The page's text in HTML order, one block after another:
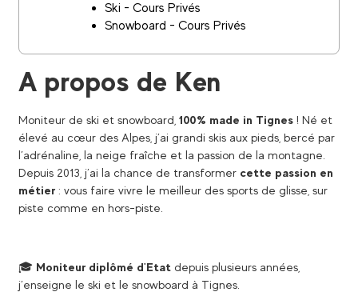
Ski - Cours Privés
Snowboard - Cours Privés
A propos de Ken
Moniteur de ski et snowboard, 100% made in Tignes ! Né et
élevé au cœur des Alpes, j’ai grandi skis aux pieds, bercé par
l’adrénaline, la neige fraîche et la passion de la montagne.
Depuis 2013, j’ai la chance de transformer cette passion en
métier : vous faire vivre le meilleur des sports de glisse, sur
piste comme en hors-piste.
🎓 Moniteur diplômé d'Etat depuis plusieurs années,
j’enseigne le ski et le snowboard à Tignes.